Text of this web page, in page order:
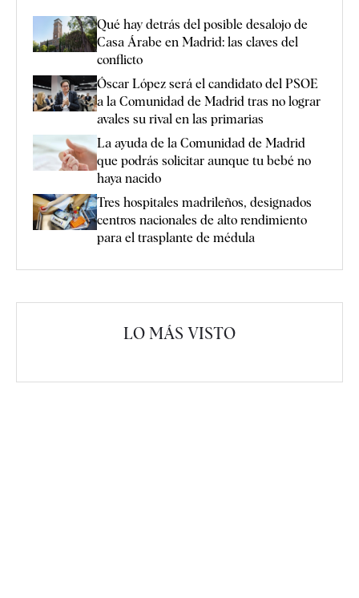
Qué hay detrás del posible desalojo de
Casa Árabe en Madrid: las claves del
conflicto
Óscar López será el candidato del PSOE
a la Comunidad de Madrid tras no lograr
avales su rival en las primarias
La ayuda de la Comunidad de Madrid
que podrás solicitar aunque tu bebé no
haya nacido
Tres hospitales madrileños, designados
centros nacionales de alto rendimiento
para el trasplante de médula
LO MÁS VISTO